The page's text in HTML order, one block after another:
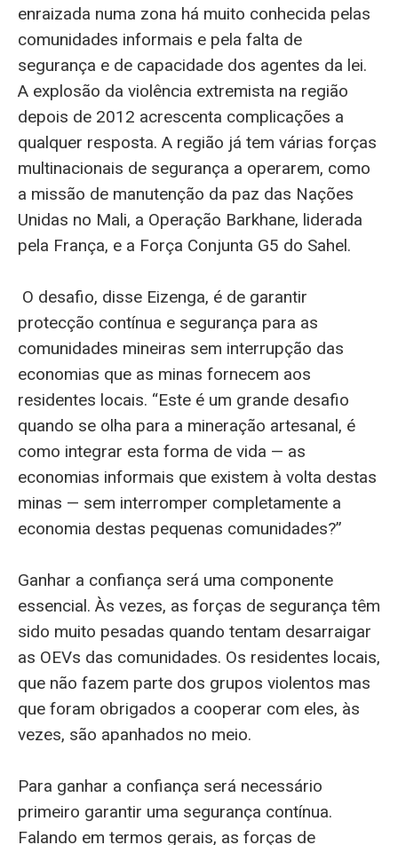
enraizada numa zona há muito conhecida pelas
comunidades informais e pela falta de
segurança e de capacidade dos agentes da lei.
A explosão da violência extremista na região
depois de 2012 acrescenta complicações a
qualquer resposta. A região já tem várias forças
multinacionais de segurança a operarem, como
a missão de manutenção da paz das Nações
Unidas no Mali, a Operação Barkhane, liderada
pela França, e a Força Conjunta G5 do Sahel.
O desafio, disse Eizenga, é de garantir
protecção contínua e segurança para as
comunidades mineiras sem interrupção das
economias que as minas fornecem aos
residentes locais. “Este é um grande desafio
quando se olha para a mineração artesanal, é
como integrar esta forma de vida — as
economias informais que existem à volta destas
minas — sem interromper completamente a
economia destas pequenas comunidades?”
Ganhar a confiança será uma componente
essencial. Às vezes, as forças de segurança têm
sido muito pesadas quando tentam desarraigar
as OEVs das comunidades. Os residentes locais,
que não fazem parte dos grupos violentos mas
que foram obrigados a cooperar com eles, às
vezes, são apanhados no meio.
Para ganhar a confiança será necessário
primeiro garantir uma segurança contínua.
Falando em termos gerais, as forças de